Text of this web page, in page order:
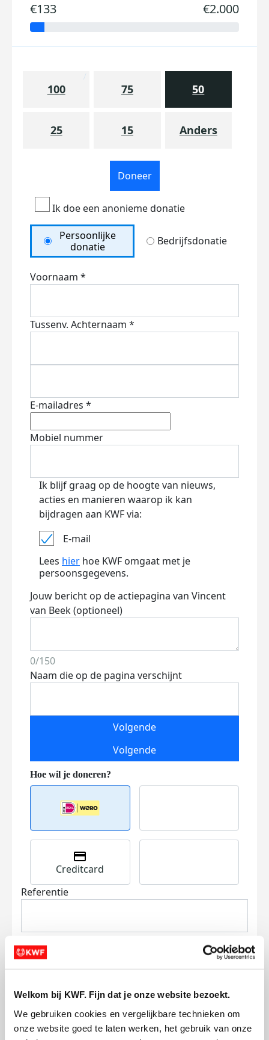
Welkom bij KWF. Fijn dat je onze website bezoekt.
We gebruiken cookies en vergelijkbare technieken om
onze website goed te laten werken, het gebruik van onze
€133 €2.000
100 75 50
25 15 Anders
Doneer
Ik doe een anonieme donatie
Persoonlijke
donatie
Bedrijfsdonatie
Voornaam *
Tussenv. Achternaam *
E-mailadres *
Mobiel nummer
Ik blijf graag op de hoogte van nieuws,
acties en manieren waarop ik kan
bijdragen aan KWF via:
E-mail
Lees hier hoe KWF omgaat met je
persoonsgegevens.
Jouw bericht op de actiepagina van Vincent
van Beek (optioneel)
0/150
Naam die op de pagina verschijnt
Volgende
Volgende
Creditcard
Referentie
Ik wil bijdragen aan de transactiekosten
en betaal €0.75 extra.